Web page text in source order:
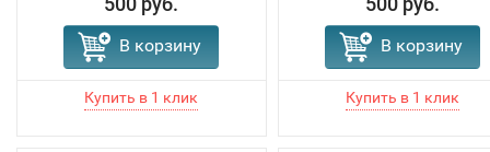
В корзину В корзину